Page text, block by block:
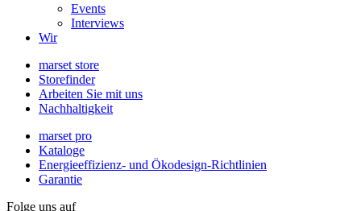
Events
Interviews
Wir
marset store
Storefinder
Arbeiten Sie mit uns
Nachhaltigkeit
marset pro
Kataloge
Energieeffizienz- und Ökodesign-Richtlinien
Garantie
Folge uns auf